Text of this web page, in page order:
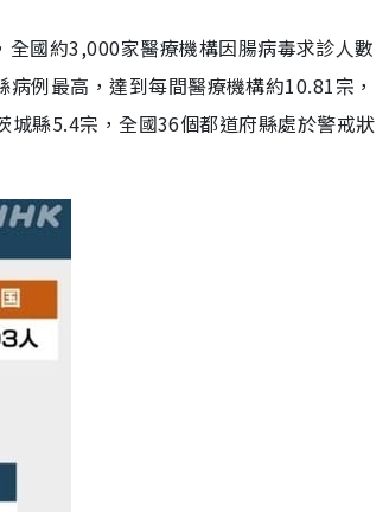
國約3,000家醫療機構因腸病毒求診人數
例最高，達到每間醫療機構約10.81宗，
縣5.4宗，全國36個都道府縣處於警戒狀